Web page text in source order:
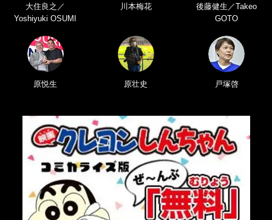
大住良之／
Yoshiyuki OSUMI
川本梅花
後藤健生／Takeo
GOTO
原悦生 原壮史 戸塚啓